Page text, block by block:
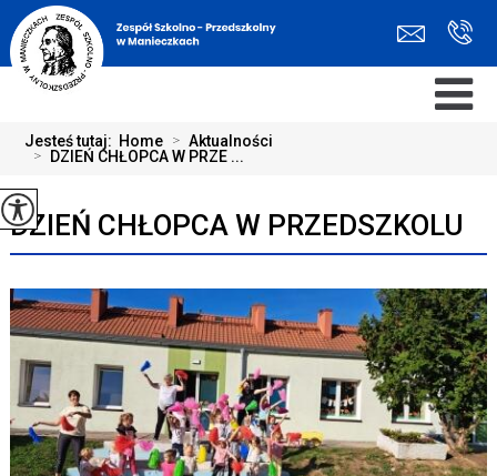
Jesteś tutaj: Home > Aktualności
> DZIEŃ CHŁOPCA W PRZE ...
DZIEŃ CHŁOPCA W PRZEDSZKOLU